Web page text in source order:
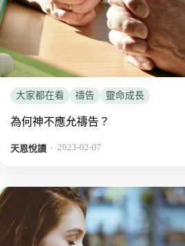
大家都在看 禱告 靈命成長
為何神不應允禱告？
天恩悅讀 ． 2023-02-07